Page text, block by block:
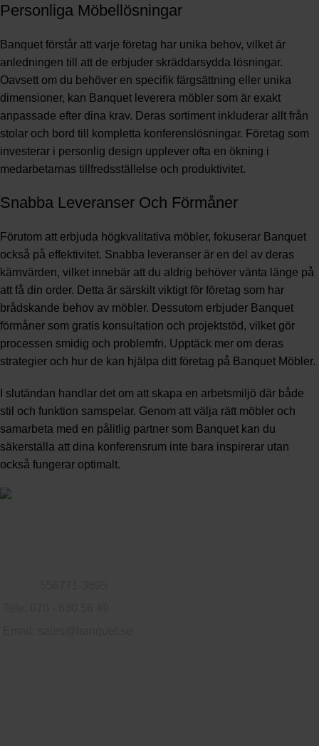
Personliga Möbellösningar
Banquet förstår att varje företag har unika behov, vilket är
anledningen till att de erbjuder skräddarsydda lösningar.
Oavsett om du behöver en specifik färgsättning eller unika
dimensioner, kan Banquet leverera möbler som är exakt
anpassade efter dina krav. Deras sortiment inkluderar allt från
stolar och bord till kompletta konferenslösningar. Företag som
investerar i personlig design upplever ofta en ökning i
medarbetarnas tillfredsställelse och produktivitet.
Snabba Leveranser Och Förmåner
Förutom att erbjuda högkvalitativa möbler, fokuserar Banquet
också på effektivitet. Snabba leveranser är en del av deras
kärnvärden, vilket innebär att du aldrig behöver vänta länge på
att få din order. Detta är särskilt viktigt för företag som har
brådskande behov av möbler. Dessutom erbjuder Banquet
förmåner som gratis konsultation och projektstöd, vilket gör
processen smidig och problemfri. Upptäck mer om deras
strategier och hur de kan hjälpa ditt företag på Banquet Möbler.
I slutändan handlar det om att skapa en arbetsmiljö där både
stil och funktion samspelar. Genom att välja rätt möbler och
samarbeta med en pålitlig partner som Banquet kan du
säkerställa att dina konferensrum inte bara inspirerar utan
också fungerar optimalt.